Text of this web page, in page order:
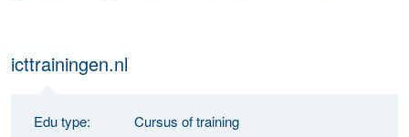
icttrainingen.nl
Edu type:
Cursus of training